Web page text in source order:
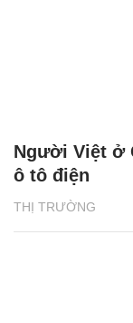
THỊ TRƯỜNG
Người Việt ở
ô tô điện